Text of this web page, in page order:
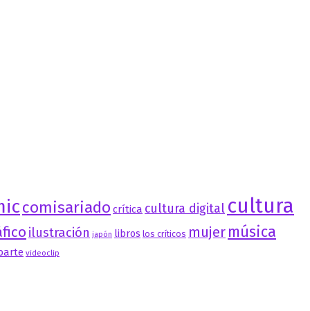
comisariado crítica cultura digital cultura
ilustración japón libros los críticos mujer música
videoclip